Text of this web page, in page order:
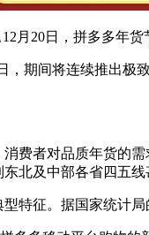
月20日，拼多多年货
，期间将连续推出
费者对品质年货的
北及中部各省四五
特征。据国家统计